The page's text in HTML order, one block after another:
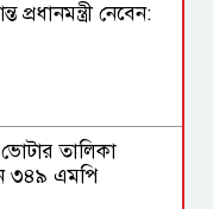
প্রধানমন্ত্রী নেবেন:
ভোটার তালিকা
৩৪৯ এমপি